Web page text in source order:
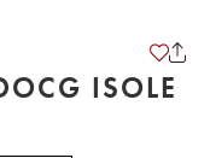
ISOLE